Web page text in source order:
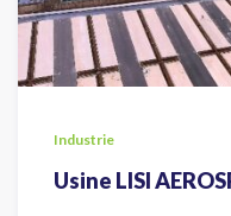
Industrie
Usine LISI